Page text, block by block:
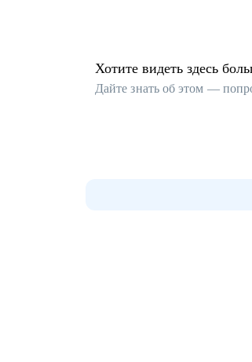
Хотите видеть здесь
Дайте знать об этом —